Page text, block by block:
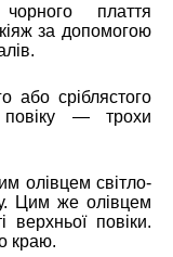
плаття
за допомогою
або сріблястого
— трохи
олівцем світло-
Цим же олівцем
верхньої повіки.
краю.